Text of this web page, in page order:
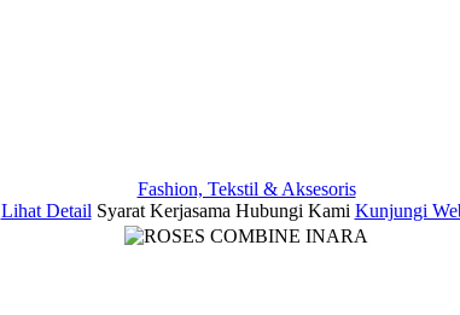
Fashion, Tekstil & Aksesoris
Lihat Detail Syarat Kerjasama Hubungi Kami Kunjungi